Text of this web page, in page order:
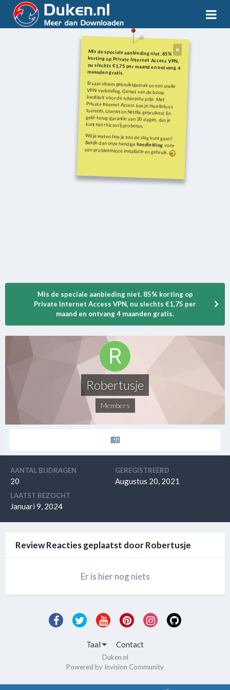
Mis de speciale aanbieding niet. 85%
korting op Private Internet Access VPN,
nu slechts €1,75 per maand en ontvang 4
maanden gratis.
Ervaar ultiem gebruiksgemak en een snelle
VPN-verbinding. Geniet van de beste
kwaliteit voor de scherpste prijs. Met
Private Internet Access kun je moeiteloos
torrents, Usenet en Netflix gebruiken! En
geld-terug-garantie van 30 dagen, dus je
kunt het risicovrij proberen.
Wil je weten hoe je aan de slag kunt gaan?
Bekijk dan onze handigehandleiding voor
een probleemloze installatie en gebruik.
Mis de speciale aanbieding niet. 85% korting op
Private Internet Access VPN, nu slechts €1,75 per
maand en ontvang 4 maanden gratis.
Robertusje
Members
AANTAL BIJDRAGEN
20
GEREGISTREERD
Augustus 20, 2021
LAATST BEZOCHT
Januari 9, 2024
Review Reacties geplaatst door Robertusje
Er is hier nog niets
Taal Contact
Duken.nl
Powered by Invision Community